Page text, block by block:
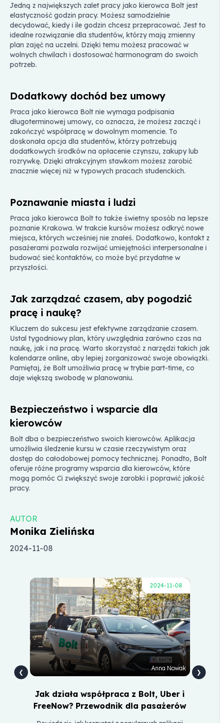
Jedną z największych zalet pracy jako kierowca Bolt jest
elastyczność godzin pracy. Możesz samodzielnie
decydować, kiedy i ile godzin chcesz przepracować. Jest to
idealne rozwiązanie dla studentów, którzy mają zmienny
plan zajęć na uczelni. Dzięki temu możesz pracować w
wolnych chwilach i dostosować harmonogram do swoich
potrzeb.
Dodatkowy dochód bez umowy
Praca jako kierowca Bolt nie wymaga podpisania
długoterminowej umowy, co oznacza, że możesz zacząć i
zakończyć współpracę w dowolnym momencie. To
doskonała opcja dla studentów, którzy potrzebują
dodatkowych środków na opłacenie czynszu, zakupy lub
rozrywkę. Dzięki atrakcyjnym stawkom możesz zarobić
znacznie więcej niż w typowych pracach studenckich.
Poznawanie miasta i ludzi
Praca jako kierowca Bolt to także świetny sposób na lepsze
poznanie Krakowa. W trakcie kursów możesz odkryć nowe
miejsca, których wcześniej nie znałeś. Dodatkowo, kontakt z
pasażerami pozwala rozwijać umiejętności interpersonalne i
budować sieć kontaktów, co może być przydatne w
przyszłości.
Jak zarządzać czasem, aby pogodzić
pracę i naukę?
Kluczem do sukcesu jest efektywne zarządzanie czasem.
Ustal tygodniowy plan, który uwzględnia zarówno czas na
naukę, jak i na pracę. Warto skorzystać z narzędzi takich jak
kalendarze online, aby lepiej zorganizować swoje obowiązki.
Pamiętaj, że Bolt umożliwia pracę w trybie part-time, co
daje większą swobodę w planowaniu.
Bezpieczeństwo i wsparcie dla
kierowców
Bolt dba o bezpieczeństwo swoich kierowców. Aplikacja
umożliwia śledzenie kursu w czasie rzeczywistym oraz
dostęp do całodobowej pomocy technicznej. Ponadto, Bolt
oferuje różne programy wsparcia dla kierowców, które
mogą pomóc Ci zwiększyć swoje zarobki i poprawić jakość
pracy.
AUTOR
Monika Zielińska
2024-11-08
❮ ❯
Anna Nowak
2024-11-08
Jak działa współpraca z Bolt, Uber i
FreeNow? Przewodnik dla pasażerów